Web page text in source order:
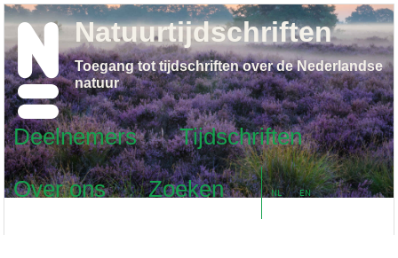
Deelnemers
Tijdschriften
Over ons
Zoeken NL EN
Natuurtijdschriften
Toegang tot tijdschriften over de Nederlandse
natuur